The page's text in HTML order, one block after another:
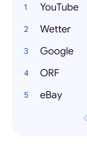
YouTube
Wetter
Google
ORF
eBay